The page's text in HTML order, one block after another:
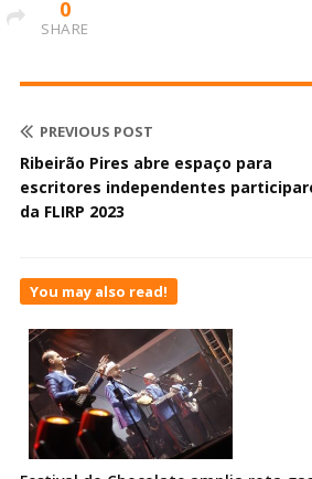
0
SHARE
PREVIOUS POST
Ribeirão Pires abre espaço para
escritores independentes
da FLIRP 2023
You may also read!